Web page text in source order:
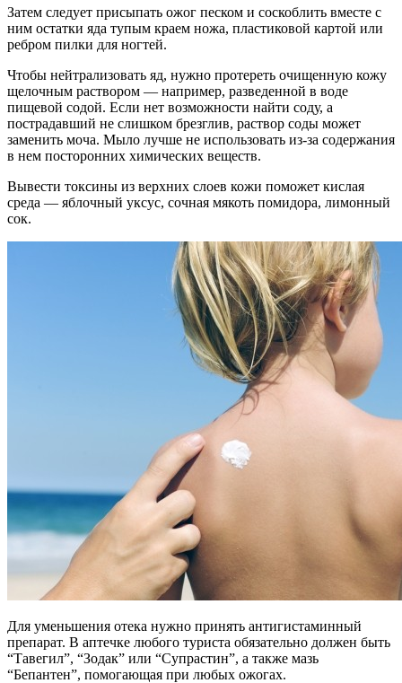
Затем следует присыпать ожог песком и соскоблить вместе с
ним остатки яда тупым краем ножа, пластиковой картой или
ребром пилки для ногтей.
Чтобы нейтрализовать яд, нужно протереть очищенную кожу
щелочным раствором — например, разведенной в воде
пищевой содой. Если нет возможности найти соду, а
пострадавший не слишком брезглив, раствор соды может
заменить моча. Мыло лучше не использовать из-за содержания
в нем посторонних химических веществ.
Вывести токсины из верхних слоев кожи поможет кислая
среда — яблочный уксус, сочная мякоть помидора, лимонный
сок.
Для уменьшения отека нужно принять антигистаминный
препарат. В аптечке любого туриста обязательно должен быть
“Тавегил”, “Зодак” или “Супрастин”, а также мазь
“Бепантен”, помогающая при любых ожогах.